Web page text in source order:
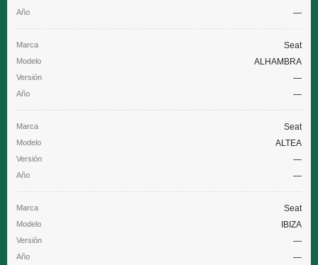
—
Seat
ALHAMBRA
—
—
Seat
ALTEA
—
—
Seat
IBIZA
—
—